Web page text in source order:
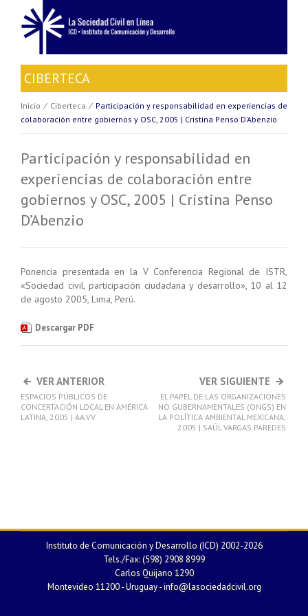
CIBERTECA
Inicio ⁄ Ciberteca ⁄ Participación y responsabilidad en experiencias de
colaboración entre gobiernos y OSC, 2005 | Cristina Penso D’Abenzio
Participación y responsabilidad en
experiencias de colaboración entre
gobiernos y OSC, 2005 | Cristina Penso
D’Abenzio
Ponencia presentada en la V Conferencia Regional de ISTR,
«Sociedad civil, participación ciudadana y desarrollo», 10 al 12
de agosto 2005, Lima, Perú.
Descargar PDF
VER ANTERIOR
ESPACIOS PÚBLICOS DE
CONCERTACIÓN LOCAL EN AMÉRICA
LATINA, 2005 | AA.VV
VER SIGUIENTE
EL PAPEL DE LAS ORGANIZACIONES
NO GUBERNAMENTALES (ONGS) EN
LA POLÍTICA AMBIENTAL MEXICANA,
2005 | SAÚL VARGAS PAREDES
Instituto de Comunicación y Desarrollo (ICD) 2002-2026
Tels./Fax: (598) 2908 8999
Carlos Quijano 1290
Montevideo 11200 - Uruguay -info@lasociedadcivil.org